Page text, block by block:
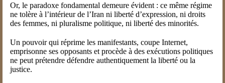
Or, le paradoxe fondamental demeure évident : ce même régime
ne tolère à l’intérieur de l’Iran ni liberté d’expression, ni droits
des femmes, ni pluralisme politique, ni liberté des minorités.
Un pouvoir qui réprime les manifestants, coupe Internet,
emprisonne ses opposants et procède à des exécutions politiques
ne peut prétendre défendre authentiquement la liberté ou la
justice.